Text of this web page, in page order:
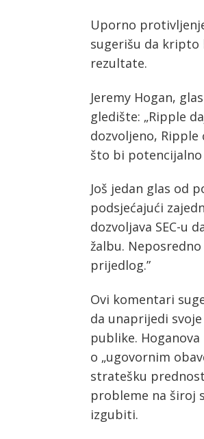
Uporno
sugerišu da kripto
rezultate.
Jeremy Hogan,
gledište: „Ripple
dozvoljeno, Ripple
što bi potencijalno
Još jedan glas od
podsjećajući
dozvoljava SEC-u
žalbu.
prijedlog.”
Ovi komentari
da unaprijedi
publike.
o „ugovornim
stratešku
probleme na široj
izgubiti.